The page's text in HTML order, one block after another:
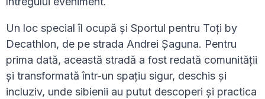
Un loc special îl ocupă și Sportul pentru Toți by
Decathlon, de pe strada Andrei Șaguna. Pentru
prima dată, această stradă a fost redată comunității
și transformată într-un spațiu sigur, deschis și
incluziv, unde sibienii au putut descoperi și practica